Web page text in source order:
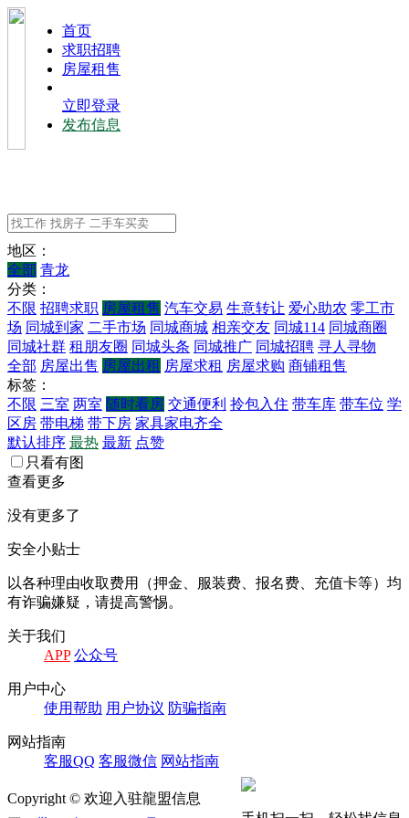
⾸⻚
求职招聘
房屋租售
立即登录
发布信息
地区：
全部 青龙
分类：
不限 招聘求职 房屋租售 汽车交易 生意转让 爱心助农 零工市
场 同城到家 二手市场 同城商城 相亲交友 同城114 同城商圈
同城社群 租朋友圈 同城头条 同城推广 同城招聘 寻人寻物
全部 房屋出售 房屋出租 房屋求租 房屋求购 商铺租售
标签：
不限 三室 两室 随时看房 交通便利 拎包入住 带车库 带车位 学
区房 带电梯 带下房 家具家电齐全
默认排序 最热 最新 点赞
只看有图
查看更多
没有更多了
安全小贴士
以各种理由收取费⽤（押⾦、服装费、报名费、充值卡等）均
有诈骗嫌疑，请提⾼警惕。
关于我们
APP 公众号
⽤户中⼼
使⽤帮助 ⽤户协议 防骗指南
⽹站指南
客服QQ 客服微信 ⽹站指南
Copyright © 欢迎入驻龍盟信息